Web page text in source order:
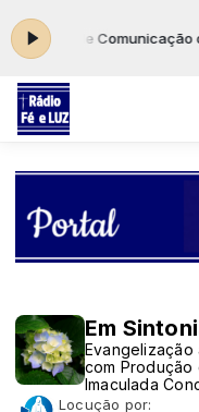
de Comunicação
Em
com Produção
Imaculada
Locução por: